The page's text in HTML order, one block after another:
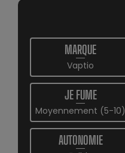
MARQUE
Vaptio
JE FUME
Moyennement (5-10)
AUTONOMIE